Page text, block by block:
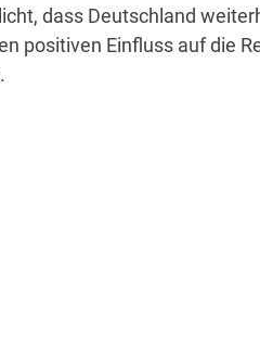
dass Deutschland
positiven Einfluss auf die